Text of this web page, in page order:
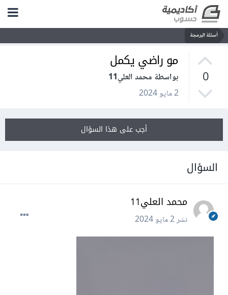
أسئلة البرمجة
0
مو راضي يكمل
بواسطة محمد العلي11
2 مايو 2024
أجب على هذا السؤال
السؤال
محمد العلي11
نشر2 مايو 2024